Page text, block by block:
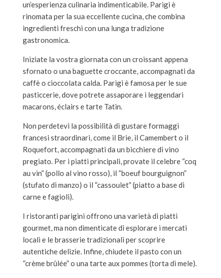
un’esperienza culinaria indimenticabile. Parigi è
rinomata per la sua eccellente cucina, che combina
ingredienti freschi con una lunga tradizione
gastronomica.
Iniziate la vostra giornata con un croissant appena
sfornato o una baguette croccante, accompagnati da
caffè o cioccolata calda. Parigi è famosa per le sue
pasticcerie, dove potrete assaporare i leggendari
macarons, éclairs e tarte Tatin.
Non perdetevi la possibilità di gustare formaggi
francesi straordinari, come il Brie, il Camembert o il
Roquefort, accompagnati da un bicchiere di vino
pregiato. Per i piatti principali, provate il celebre “coq
au vin” (pollo al vino rosso), il “boeuf bourguignon”
(stufato di manzo) o il “cassoulet” (piatto a base di
carne e fagioli).
I ristoranti parigini offrono una varietà di piatti
gourmet, ma non dimenticate di esplorare i mercati
locali e le brasserie tradizionali per scoprire
autentiche delizie. Infine, chiudete il pasto con un
“crème brûlée” o una tarte aux pommes (torta di mele).